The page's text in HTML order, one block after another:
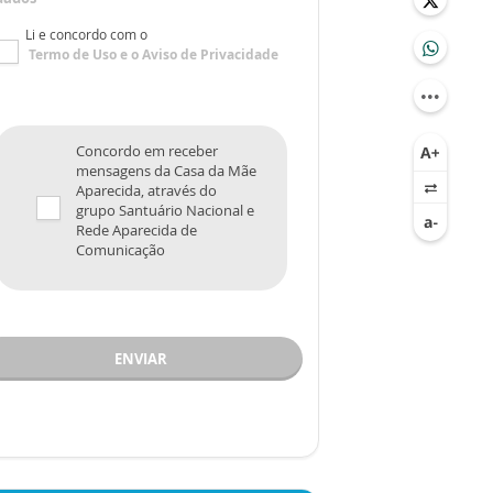
Li e concordo com o
Termo de Usoe oAviso de Privacidade
Concordo em receber
mensagens da Casa da Mãe
Aparecida, através do
grupo Santuário Nacional e
Rede Aparecida de
Comunicação
ENVIAR